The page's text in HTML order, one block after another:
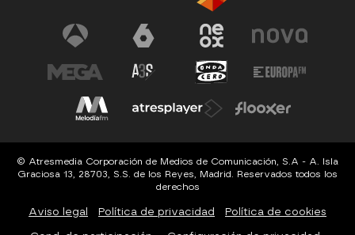
© Atresmedia Corporación de Medios de Comunicación, S.A - A. Isla
Graciosa 13, 28703, S.S. de los Reyes, Madrid. Reservados todos los
derechos
Aviso legal Política de privacidad Política de cookies